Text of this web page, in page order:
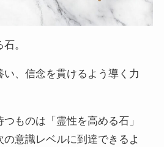
。
、信念を貫けるよう導く力
ものは「霊性を高める石」
の意識レベルに到達できるよ